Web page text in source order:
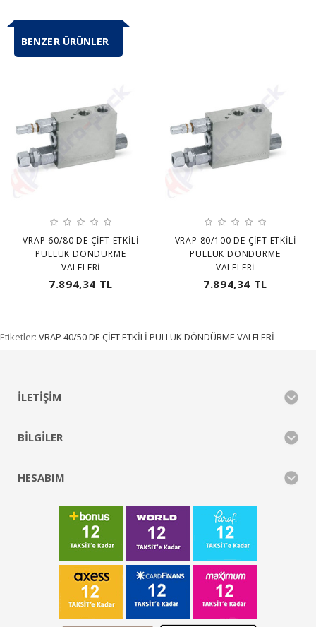
BENZER ÜRÜNLER
VRAP 60/80 DE ÇİFT ETKİLİ
PULLUK DÖNDÜRME
VALFLERİ
7.894,34 TL
VRAP 80/100 DE ÇİFT ETKİLİ
PULLUK DÖNDÜRME
VALFLERİ
7.894,34 TL
Etiketler: VRAP 40/50 DE ÇİFT ETKİLİ PULLUK DÖNDÜRME VALFLERİ
İLETIŞIM
BILGILER
HESABIM